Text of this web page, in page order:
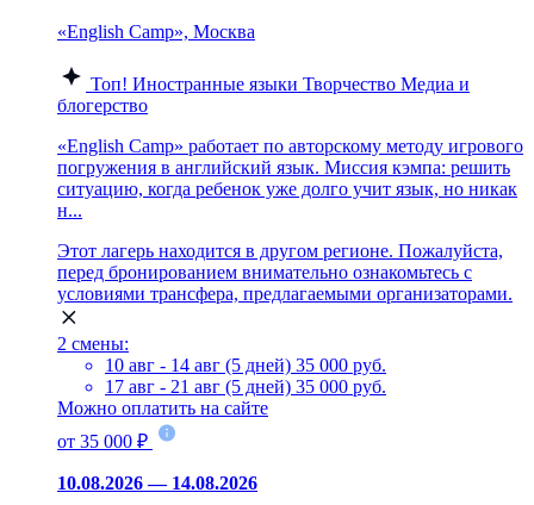
«English Camp», Москва
Топ! Иностранные языки Творчество Медиа и
блогерство
«English Camp» работает по авторскому методу игрового
погружения в английский язык. Миссия кэмпа: решить
ситуацию, когда ребенок уже долго учит язык, но никак
н...
Этот лагерь находится в другом регионе. Пожалуйста,
перед бронированием внимательно ознакомьтесь с
условиями трансфера, предлагаемыми организаторами.
2 смены:
10 авг - 14 авг (5 дней) 35 000 руб.
17 авг - 21 авг (5 дней) 35 000 руб.
Можно оплатить на сайте
от 35 000 ₽
10.08.2026 — 14.08.2026